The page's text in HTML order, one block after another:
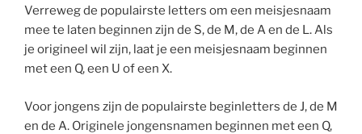
Verreweg de populairste letters om een meisjesnaam
mee te laten beginnen zijn de S, de M, de A en de L. Als
je origineel wil zijn, laat je een meisjesnaam beginnen
met een Q, een U of een X.
Voor jongens zijn de populairste beginletters de J, de M
en de A. Originele jongensnamen beginnen met een Q,